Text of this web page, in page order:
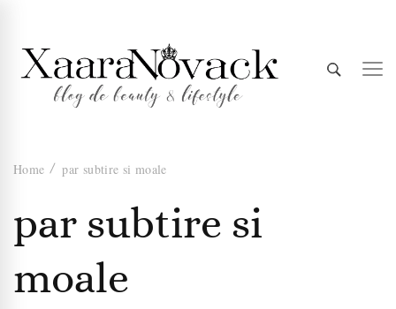
Xaara
Novack
Home par subtire si moale
par subtire si
moale